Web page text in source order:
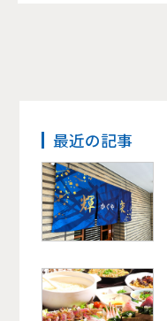
最近の記事